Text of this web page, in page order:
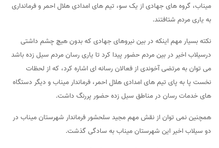
میناب، گروه های جهادی از یک سو، تیم های امدادی هلال احمر و فرمانداری
به یاری مردم شتافتند.
نکته بسیار مهم اینکه در بین نیروهای جهادی که بدون هیچ چشم داشتی
درسیلاب اخیر در بین مردم حضور پیدا کرد تا یاری رسان مردم سیل زده باشد
می توان به مرتضی آخوندی از فعالان رسانه ای اشاره کرد، که از لحظات
نخست پا به پای تیم های امدادی هلال احمر، فرماندار میناب و دیگر دستگاه
های خدمات رسان در مناطق سیل زده حضور پررنگ داشت.
همچنین نمی توان از نقش مهم مجید سلحشور فرماندار شهرستان میناب در
دو سیلاب اخیر این شهرستان میناب به سادگی گذشت.